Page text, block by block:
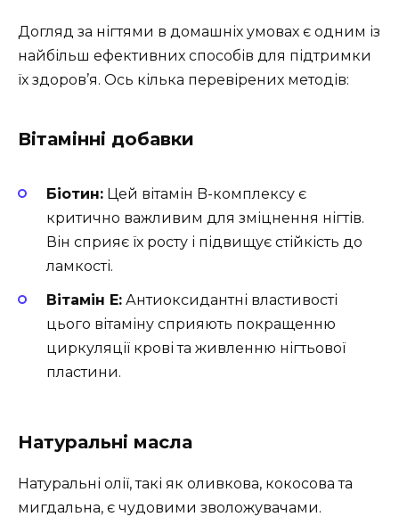
Догляд за нігтями в домашніх умовах є одним із
найбільш ефективних способів для підтримки
їх здоров’я. Ось кілька перевірених методів:
Вітамінні добавки
Біотин: Цей вітамін B-комплексу є
критично важливим для зміцнення нігтів.
Він сприяє їх росту і підвищує стійкість до
ламкості.
Вітамін E: Антиоксидантні властивості
цього вітаміну сприяють покращенню
циркуляції крові та живленню нігтьової
пластини.
Натуральні масла
Натуральні олії, такі як оливкова, кокосова та
мигдальна, є чудовими зволожувачами.